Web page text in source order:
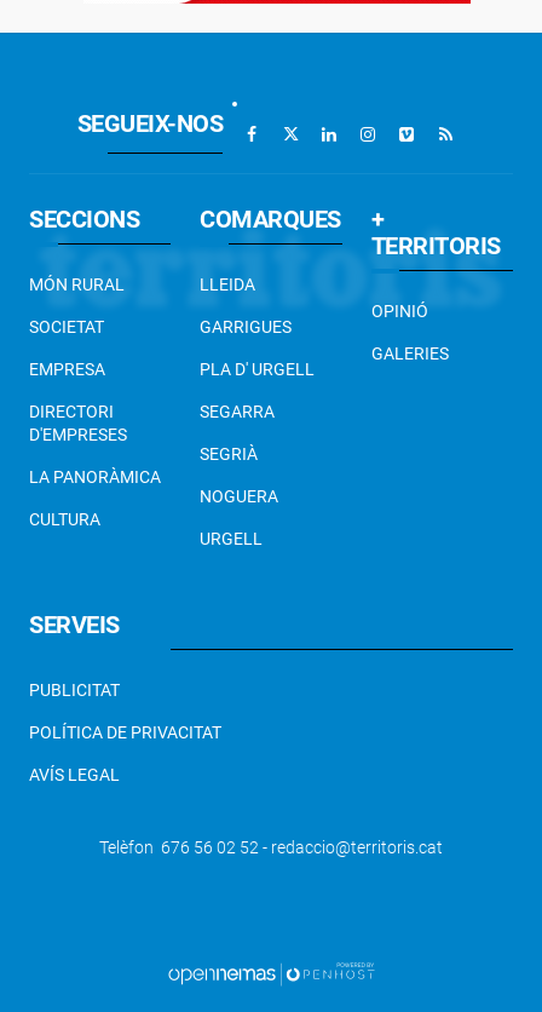
SEGUEIX-NOS
SECCIONS
MÓN RURAL
SOCIETAT
EMPRESA
DIRECTORI
D'EMPRESES
LA PANORÀMICA
CULTURA
COMARQUES
LLEIDA
GARRIGUES
PLA D' URGELL
SEGARRA
SEGRIÀ
NOGUERA
URGELL
+
TERRITORIS
OPINIÓ
GALERIES
SERVEIS
PUBLICITAT
POLÍTICA DE PRIVACITAT
AVÍS LEGAL
Telèfon 676 56 02 52 - redaccio@territoris.cat